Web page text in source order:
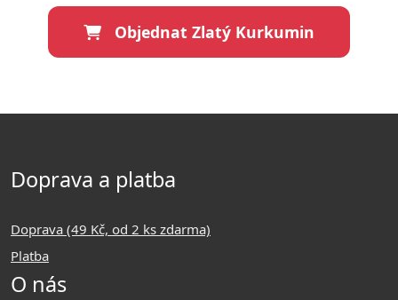
Objednat Zlatý Kurkumin
Doprava a platba
Doprava (49 Kč, od 2 ks zdarma)
Platba
O nás